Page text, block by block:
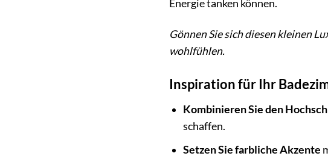
Energie tanken können.
Gönnen Sie sich diesen kleinen
wohlfühlen.
Inspiration für Ihr
Kombinieren Sie den
schaffen.
Setzen Sie farbliche Akzente